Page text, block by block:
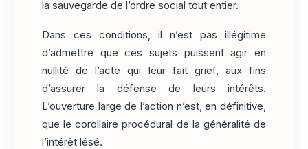
la sauvegarde de l’ordre social tout entier.
Dans ces conditions, il n’est pas illégitime
d’admettre que ces sujets puissent agir en
nullité de l’acte qui leur fait grief, aux fins
d’assurer la défense de leurs intérêts.
L’ouverture large de l’action n’est, en définitive,
que le corollaire procédural de la généralité de
l’intérêt lésé.